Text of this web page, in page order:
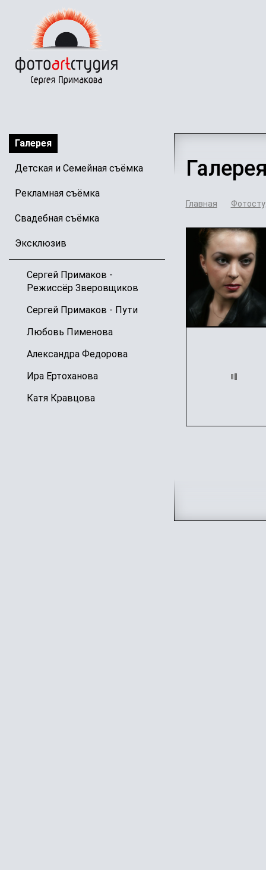
основному
содержанию
Галерея
Детская и Семейная съёмка
Рекламная съёмка
Свадебная съёмка
Эксклюзив
Сергей Примаков -
Режиссёр Зверовщиков
Сергей Примаков - Пути
Любовь Пименова
Александра Федорова
Ира Ертоханова
Катя Кравцова
Главная